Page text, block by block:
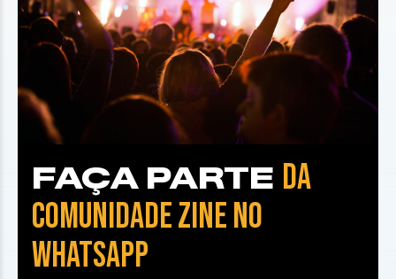
FAÇA PARTE DA
COMUNIDADE ZINE NO
WHATSAPP